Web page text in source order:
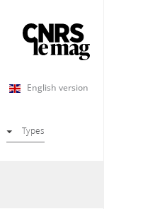
English version
Types